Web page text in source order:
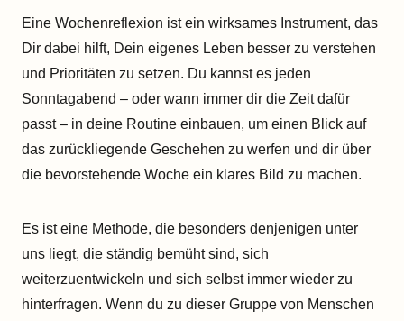
Eine Wochenreflexion ist ein wirksames Instrument, das
Dir dabei hilft, Dein eigenes Leben besser zu verstehen
und Prioritäten zu setzen. Du kannst es jeden
Sonntagabend – oder wann immer dir die Zeit dafür
passt – in deine Routine einbauen, um einen Blick auf
das zurückliegende Geschehen zu werfen und dir über
die bevorstehende Woche ein klares Bild zu machen.
Es ist eine Methode, die besonders denjenigen unter
uns liegt, die ständig bemüht sind, sich
weiterzuentwickeln und sich selbst immer wieder zu
hinterfragen. Wenn du zu dieser Gruppe von Menschen